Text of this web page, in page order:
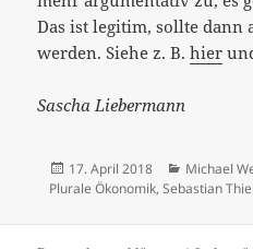
Das ist legitim, sollte dann
werden. Siehe z. B.hier
Sascha Liebermann
Veröffentlicht
am
17. April 2018 Kategorien
Michael
Plurale Ökonomik, Sebastian